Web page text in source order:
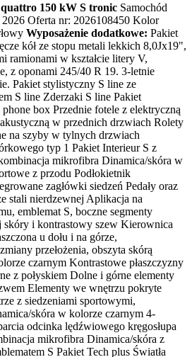
150 kW S tronic Samochód
Oferta nr: 2026108450 Kolor
Wyposażenie dodatkowe: Pakiet
kół ze stopu metali lekkich 8,0Jx19",
ramionami w kształcie litery V,
z oponami 245/40 R 19. 3-letnie
Pakiet stylistyczny S line ze
S line Zderzaki S line Pakiet
box Przednie fotele z elektryczną
w przednich drzwiach Rolety
na szyby w tylnych drzwiach
typ 1 Pakiet Interieur S z
mikrofibra Dinamica/skóra w
z przodu Podłokietnik
zagłówki siedzeń Pedały oraz
stali nierdzewnej Aplikacja na
emblemat S, boczne segmenty
i kontrastowy szew Kierownica
u dołu i na górze,
przełożenia, obszyta skórą
czarnym Kontrastowe płaszczyzny
z połyskiem Dolne i górne elementy
Elementy we wnętrzu pokryte
z siedzeniami sportowymi,
skóra w kolorze czarnym 4-
odcinka lędźwiowego kręgosłupa
mikrofibra Dinamica/skóra z
S Pakiet Tech plus Światła